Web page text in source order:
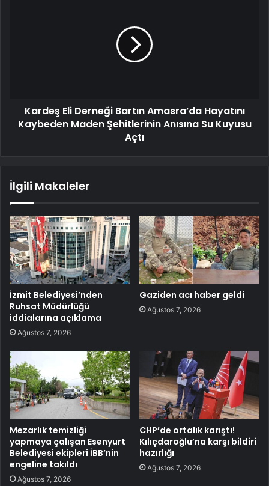
Kardeş Eli Derneği Bartın Amasra’da Hayatını
Kaybeden Maden Şehitlerinin Anısına Su Kuyusu
Açtı
İlgili Makaleler
İzmit Belediyesi’nden
Ruhsat Müdürlüğü
iddialarına açıklama
Ağustos 7, 2026
Gaziden acı haber geldi
Ağustos 7, 2026
Mezarlık temizliği
yapmaya çalışan Esenyurt
Belediyesi ekipleri İBB’nin
engeline takıldı
Ağustos 7, 2026
CHP’de ortalık karıştı!
Kılıçdaroğlu’na karşı bildiri
hazırlığı
Ağustos 7, 2026